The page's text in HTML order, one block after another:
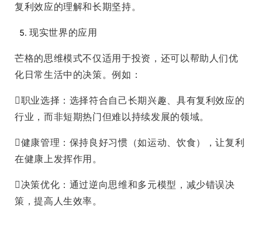
复利效应的理解和长期坚持。
现实世界的应用
芒格的思维模式不仅适用于投资，还可以帮助人们优
化日常生活中的决策。例如：
职业选择：选择符合自己长期兴趣、具有复利效应的
行业，而非短期热门但难以持续发展的领域。
健康管理：保持良好习惯（如运动、饮食），让复利
在健康上发挥作用。
决策优化：通过逆向思维和多元模型，减少错误决
策，提高人生效率。